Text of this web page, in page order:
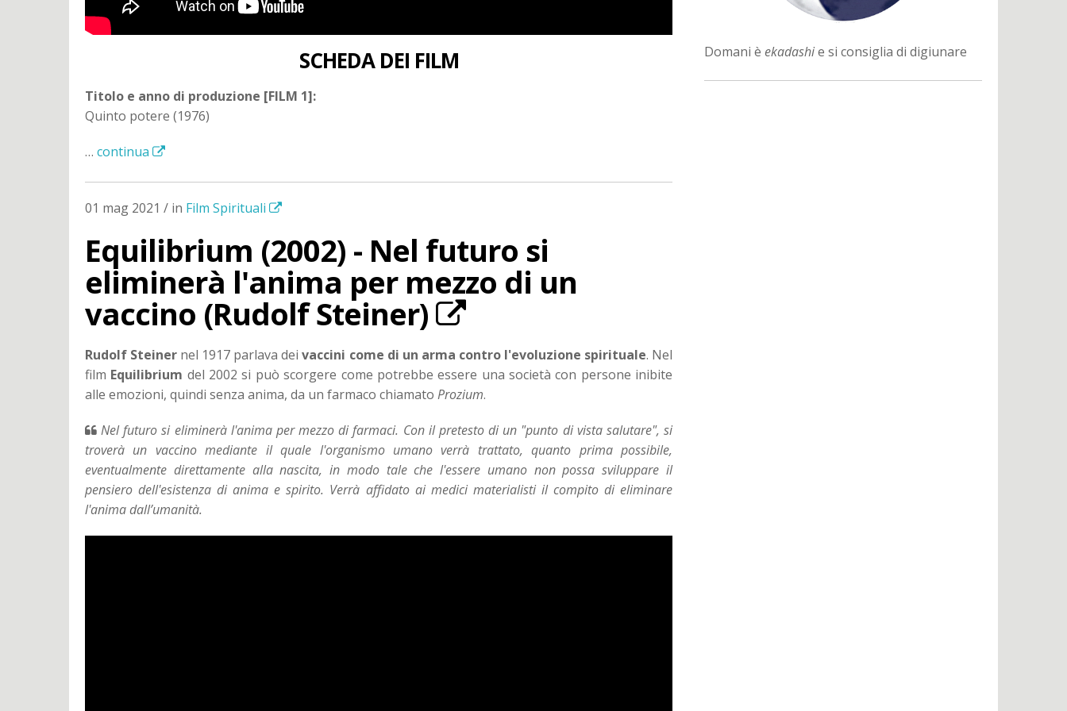
SCHEDA DEI FILM
Titolo e anno di produzione [FILM 1]:
Quinto potere (1976)
… continua
01 mag 2021 / in Film Spirituali
Equilibrium (2002) - Nel futuro si
eliminerà l'anima per mezzo di un
vaccino (Rudolf Steiner)
Rudolf Steiner nel 1917 parlava deivaccini come di un arma contro l'evoluzione spirituale. Nel
film Equilibrium del 2002 si può scorgere come potrebbe essere una società con persone inibite
alle emozioni, quindi senza anima, da un farmaco chiamato Prozium.
Nel futuro si eliminerà l'anima per mezzo di farmaci. Con il pretesto di un "punto di vista salutare", si
troverà un vaccino mediante il quale l'organismo umano verrà trattato, quanto prima possibile,
eventualmente direttamente alla nascita, in modo tale che l'essere umano non possa sviluppare il
pensiero dell'esistenza di anima e spirito. Verrà affidato ai medici materialisti il compito di eliminare
l'anima dall’umanità.
Domani è ekadashie si consiglia di digiunare